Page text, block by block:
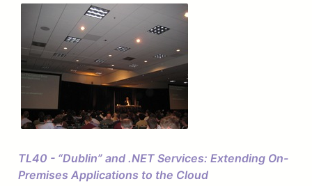
TL40 - “Dublin” and .NET Services: Extending On-
Premises Applications to the Cloud